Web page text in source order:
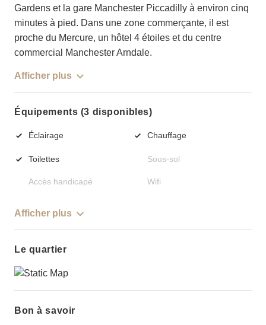
Gardens et la gare Manchester Piccadilly à environ cinq
minutes à pied. Dans une zone commerçante, il est
proche du Mercure, un hôtel 4 étoiles et du centre
commercial Manchester Arndale.
Afficher plus
Équipements (3 disponibles)
Éclairage Chauffage
Toilettes Sous-sol
Accès handicapé Wifi
Afficher plus
Le quartier
Bon à savoir